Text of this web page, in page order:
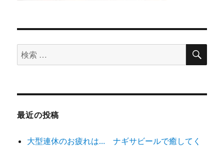
検
索
象:
検
最近の投稿
大型連休のお疲れは… ナギサビールで癒してく